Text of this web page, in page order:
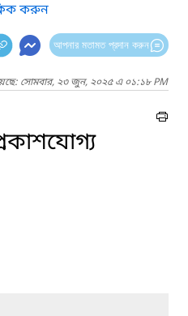
করুন
আপনার মতামত প্রদান করুন
সোমবার, ২৩ জুন, ২০২৫ এ ০১:১৮ PM